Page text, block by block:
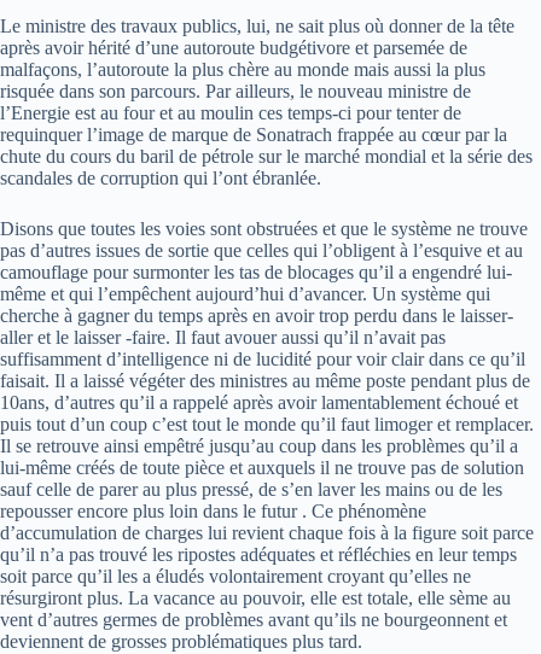
Le ministre des travaux publics, lui, ne sait plus où donner de la tête
après avoir hérité d’une autoroute budgétivore et parsemée de
malfaçons, l’autoroute la plus chère au monde mais aussi la plus
risquée dans son parcours. Par ailleurs, le nouveau ministre de
l’Energie est au four et au moulin ces temps-ci pour tenter de
requinquer l’image de marque de Sonatrach frappée au cœur par la
chute du cours du baril de pétrole sur le marché mondial et la série des
scandales de corruption qui l’ont ébranlée.
Disons que toutes les voies sont obstruées et que le système ne trouve
pas d’autres issues de sortie que celles qui l’obligent à l’esquive et au
camouflage pour surmonter les tas de blocages qu’il a engendré lui-
même et qui l’empêchent aujourd’hui d’avancer. Un système qui
cherche à gagner du temps après en avoir trop perdu dans le laisser-
aller et le laisser -faire. Il faut avouer aussi qu’il n’avait pas
suffisamment d’intelligence ni de lucidité pour voir clair dans ce qu’il
faisait. Il a laissé végéter des ministres au même poste pendant plus de
10ans, d’autres qu’il a rappelé après avoir lamentablement échoué et
puis tout d’un coup c’est tout le monde qu’il faut limoger et remplacer.
Il se retrouve ainsi empêtré jusqu’au coup dans les problèmes qu’il a
lui-même créés de toute pièce et auxquels il ne trouve pas de solution
sauf celle de parer au plus pressé, de s’en laver les mains ou de les
repousser encore plus loin dans le futur . Ce phénomène
d’accumulation de charges lui revient chaque fois à la figure soit parce
qu’il n’a pas trouvé les ripostes adéquates et réfléchies en leur temps
soit parce qu’il les a éludés volontairement croyant qu’elles ne
résurgiront plus. La vacance au pouvoir, elle est totale, elle sème au
vent d’autres germes de problèmes avant qu’ils ne bourgeonnent et
deviennent de grosses problématiques plus tard.